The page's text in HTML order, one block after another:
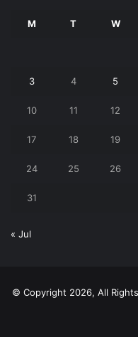
M T W
3 4 5
10 11 12
17 18 19
24 25 26
31
« Jul
© Copyright 2026, All